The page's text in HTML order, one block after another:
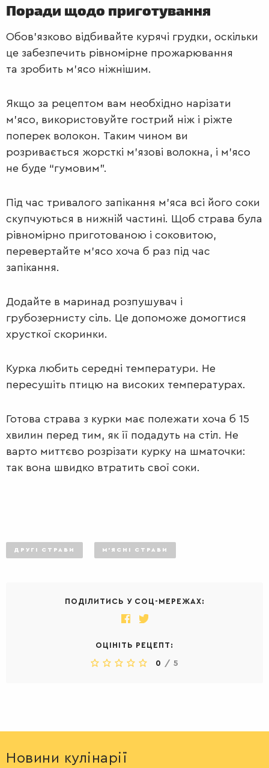
ДЕСЕРТИ
Поради щодо приготування
Обов’язково відбивайте курячі грудки, оскільки
це забезпечить рівномірне прожарювання
та зробить м’ясо ніжнішим.
Якщо за рецептом вам необхідно нарізати
м’ясо, використовуйте гострий ніж і ріжте
поперек волокон. Таким чином ви
розривається жорсткі м’язові волокна, і м’ясо
не буде “гумовим”.
Під час тривалого запікання м’яса всі його соки
скупчуються в нижній частині. Щоб страва була
рівномірно приготованою і соковитою,
перевертайте м’ясо хоча б раз під час
запікання.
Додайте в маринад розпушувач і
грубозернисту сіль. Це допоможе домогтися
хрусткої скоринки.
Курка любить середні температури. Не
пересушіть птицю на високих температурах.
Готова страва з курки має полежати хоча б 15
хвилин перед тим, як її подадуть на стіл. Не
варто миттєво розрізати курку на шматочки:
так вона швидко втратить свої соки.
ДРУГІ СТРАВИ М'ЯСНІ СТРАВИ
ПОДІЛИТИСЬ У СОЦ-МЕРЕЖАХ:
ОЦІНІТЬ РЕЦЕПТ:
0 / 5
Новини кулінарії